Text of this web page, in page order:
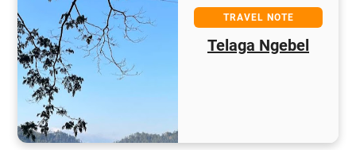
TRAVEL NOTE
Telaga Ngebel